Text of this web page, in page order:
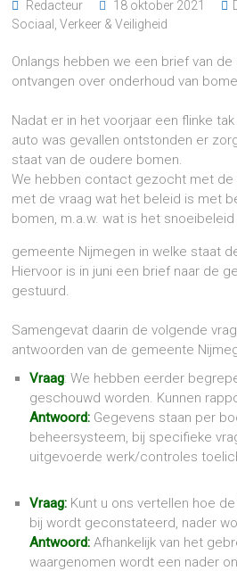
Redacteur 18 oktober 2021
Sociaal
,Verkeer & Veiligheid
Onlangs hebben we een brief van
ontvangen over onderhoud van
Nadat er in het voorjaar een flinke
auto was gevallen ontstonden er
staat van de oudere bomen.
We hebben contact gezocht met de
met de vraag wat het beleid is met
bomen, m.a.w. wat is het
gemeente Nijmegen in welke staat
Hiervoor is in juni een brief naar de
gestuurd.
Samengevat daarin de volgende
antwoorden van de gemeente
Vraag: We hebben eerder
geschouwd worden. Kunnen
Antwoord: Gegevens staan per
beheersysteem, bij specifieke
uitgevoerde werk/controles
Vraag: Kunt u ons vertellen hoe
bij wordt geconstateerd, nader
Antwoord: Afhankelijk van het
waargenomen wordt een nader